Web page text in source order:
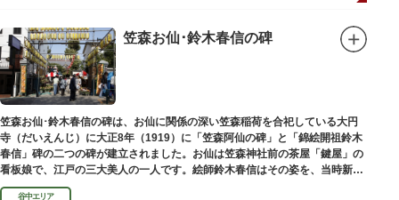
笠森お仙･鈴木春信の碑
笠森お仙･鈴木春信の碑は、お仙に関係の深い笠森稲荷を合祀している大円
寺（だいえんじ）に大正8年（1919）に「笠森阿仙の碑」と「錦絵開祖鈴木
春信」碑の二つの碑が建立されました。お仙は笠森神社前の茶屋「鍵屋」の
看板娘で、江戸の三大美人の一人です。絵師鈴木春信はその姿を、当時新し
い絵画様式である多色刷り版画「錦絵」に描きました。
谷中エリア